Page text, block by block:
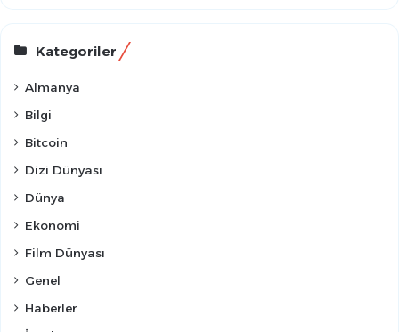
Kategoriler
Almanya
Bilgi
Bitcoin
Dizi Dünyası
Dünya
Ekonomi
Film Dünyası
Genel
Haberler